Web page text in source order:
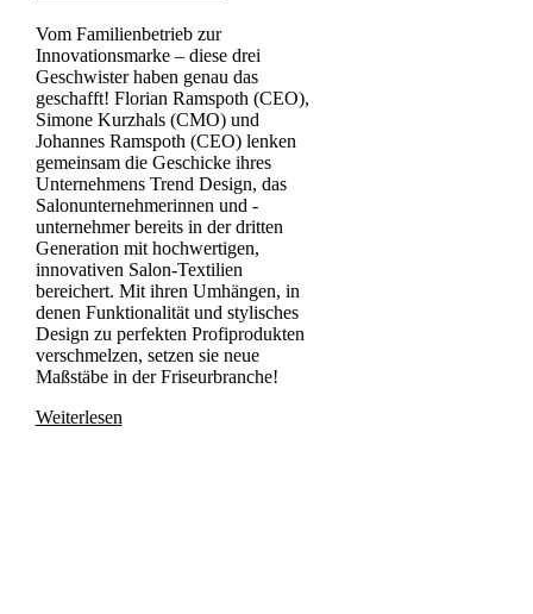
Vom Familienbetrieb zur
Innovationsmarke – diese drei
Geschwister haben genau das
geschafft! Florian Ramspoth (CEO),
Simone Kurzhals (CMO) und
Johannes Ramspoth (CEO) lenken
gemeinsam die Geschicke ihres
Unternehmens Trend Design, das
Salonunternehmerinnen und -
unternehmer bereits in der dritten
Generation mit hochwertigen,
innovativen Salon-Textilien
bereichert. Mit ihren Umhängen, in
denen Funktionalität und stylisches
Design zu perfekten Profiprodukten
verschmelzen, setzen sie neue
Maßstäbe in der Friseurbranche!
Weiterlesen